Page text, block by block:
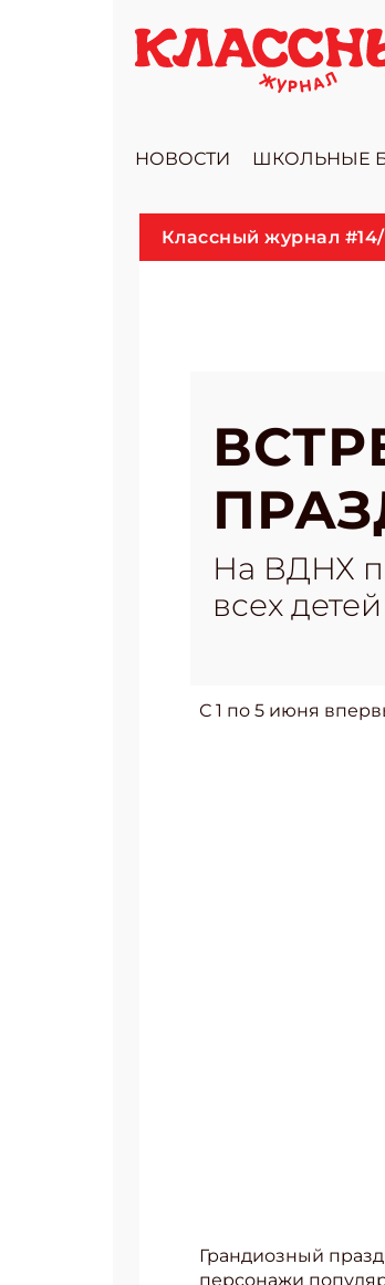
НОВОСТИ ШКОЛЬНЫЕ
Классный журнал #14/
На ВДНХ
всех
С 1 по 5 июня
Грандиозный
персонажи